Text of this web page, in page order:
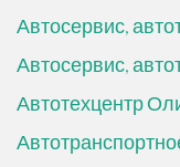
Автосервис,
Автосервис,
Автотехцентр